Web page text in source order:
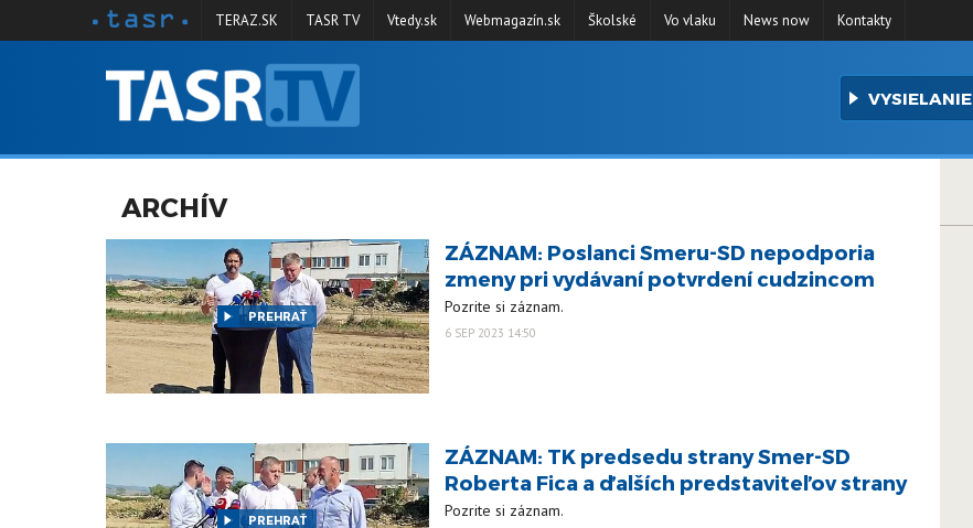
ARCHÍV
TERAZ.SK TASR TV Vtedy.sk Webmagazín.sk Školské Vo vlaku News now Kontakty
VYSIELANIE
ARCHÍV
PREHRAŤ
ZÁZNAM: Poslanci Smeru-SD nepodporia
zmeny pri vydávaní potvrdení cudzincom
Pozrite si záznam.
6 SEP 2023 14:50
PREHRAŤ
ZÁZNAM: TK predsedu strany Smer-SD
Roberta Fica a ďalších predstaviteľov strany
Pozrite si záznam.